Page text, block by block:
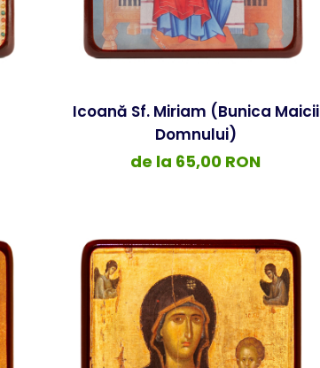
Icoană Sf. Miriam (bunica Maicii
Domnului)
de la 65,00 RON